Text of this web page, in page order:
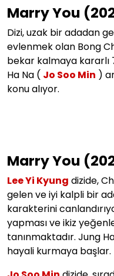
Marry You
Dizi, uzak bir adadan
evlenmek olan Bong
bekar kalmaya kararlı
Ha Na ( Jo Soo Min )
konu alıyor.
Marry You
Lee Yi Kyung dizide,
gelen ve iyi kalpli bir
karakterini
yapması ve ikiz
tanınmaktadır. Jung
hayali kurmaya başlar.